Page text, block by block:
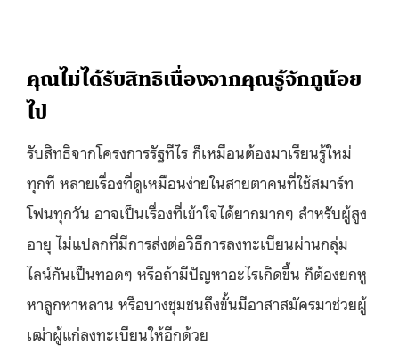
คุณไม่ได้รับสิทธิเนื่องจากคุณรู้จักกูน้อย
ไป
รับสิทธิจากโครงการรัฐทีไร ก็เหมือนต้องมาเรียนรู้ใหม่
ทุกที หลายเรื่องที่ดูเหมือนง่ายในสายตาคนที่ใช้สมาร์ท
โฟนทุกวัน อาจเป็นเรื่องที่เข้าใจได้ยากมากๆ สำหรับผู้สูง
อายุ ไม่แปลกที่มีการส่งต่อวิธีการลงทะเบียนผ่านกลุ่ม
ไลน์กันเป็นทอดๆ หรือถ้ามีปัญหาอะไรเกิดขึ้น ก็ต้องยกหู
หาลูกหาหลาน หรือบางชุมชนถึงขั้นมีอาสาสมัครมาช่วยผู้
เฒ่าผู้แก่ลงทะเบียนให้อีกด้วย